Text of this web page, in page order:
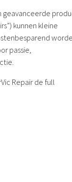
geavanceerde
kunnen kleine
passie,
Repair de full